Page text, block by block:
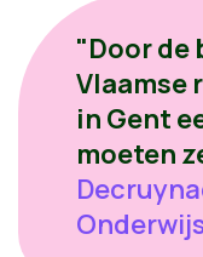
"Door de
Vlaamse
in Gent
moeten